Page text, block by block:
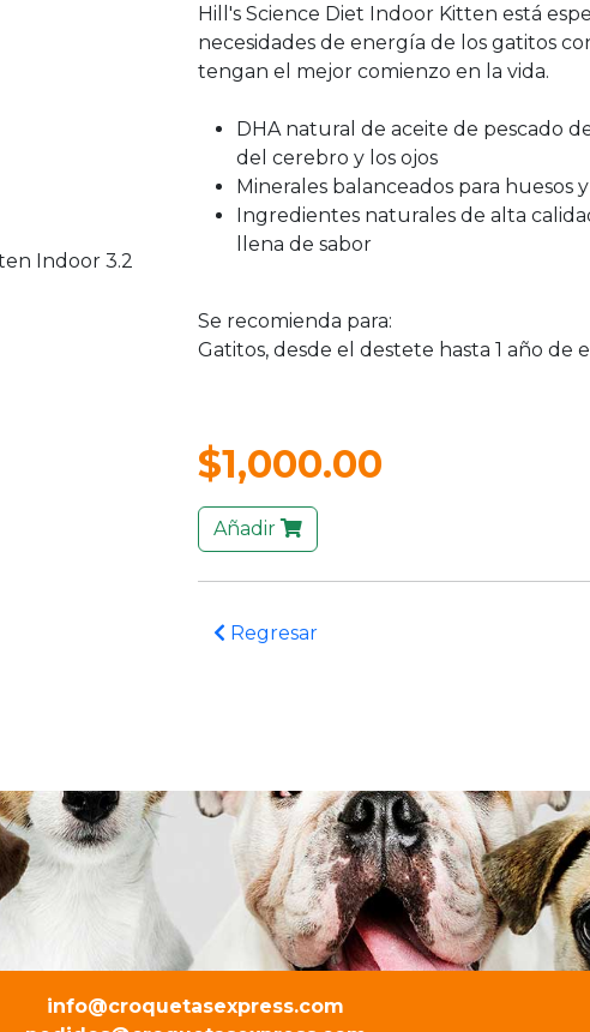
Hill's Science Diet Indoor Kitten está
necesidades de energía de los gatitos
tengan el mejor comienzo en la vida.
DHA natural de aceite de pescado
del cerebro y los ojos
Minerales balanceados para huesos
Ingredientes naturales de alta
llena de sabor
Se recomienda para:
Gatitos, desde el destete hasta 1 año de
$1,000.00
Añadir
Regresar
info@croquetasexpress.com